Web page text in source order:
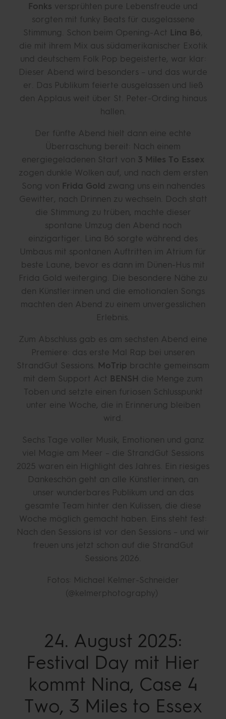
Fonks versprühten pure Lebensfreude und
sorgten mit funky Beats für ausgelassene
Stimmung. Schon beim Opening-Act Lina Bó,
die mit ihrem Mix aus südamerikanischer Exotik
und deutschem Folk Pop begeisterte, war klar:
Dieser Abend wird besonders – und das wurde
er. Das Publikum feierte ausgelassen und ließ
den Applaus weit über St. Peter-Ording hinaus
hallen.
Der fünfte Abend hielt dann eine echte
Überraschung bereit: Nach einem
energiegeladenen Start von 3 Miles To Essex
zogen dunkle Wolken auf, und nach dem ersten
Song von Frida Gold zwang uns ein nahendes
Gewitter, nach Drinnen zu wechseln. Doch statt
die Stimmung zu trüben, machte dieser
spontane Umzug den Abend noch
einzigartiger. Lina Bó sorgte während des
Umbaus mit spontanen Auftritten im Atrium für
beste Laune, bevor es dann im Dünen-Hus mit
Frida Gold weiterging. Die besondere Nähe zu
den Künstler:innen und die emotionalen Songs
machten den Abend zu einem unvergesslichen
Erlebnis.
Zum Abschluss gab es am sechsten Abend eine
Premiere: das erste Mal Rap bei unseren
StrandGut Sessions. MoTrip brachte gemeinsam
mit dem Support Act BENSH die Menge zum
Toben und setzte einen furiosen Schlusspunkt
unter eine Woche, die in Erinnerung bleiben
wird.
Sechs Tage voller Musik, Emotionen und ganz
viel Magie am Meer – die StrandGut Sessions
2025 waren ein Highlight des Jahres. Ein riesiges
Dankeschön geht an alle Künstler:innen, an
unser wunderbares Publikum und an das
gesamte Team hinter den Kulissen, die diese
Woche möglich gemacht haben. Eins steht fest:
Nach den Sessions ist vor den Sessions – und wir
freuen uns jetzt schon auf die StrandGut
Sessions 2026.
Fotos: Michael Kelmer-Schneider
(@kelmerphotography)
24. August 2025:
Festival Day mit Hier
kommt Nina, Case 4
Two, 3 Miles to Essex